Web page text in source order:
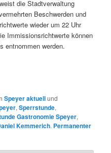
die Stadtverwaltung
Beschwerden und
wieder um 22 Uhr
Immissionsrichtwerte können
entnommen werden.
Speyer aktuellund
,Sperrstunde,
Gastronomie Speyer,
Kemmerich. Permanenter